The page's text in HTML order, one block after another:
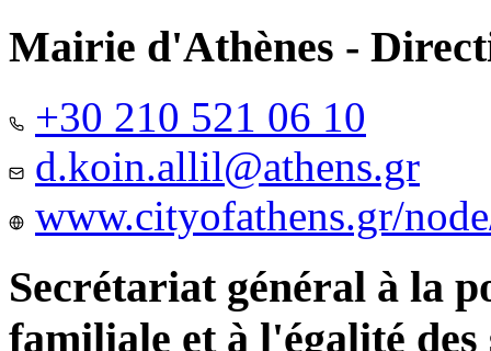
Mairie d'Athènes -
+30 210 521 06 10
d.koin.allil@athens.gr
www.cityofathens.gr/
Secrétariat général à la
familiale et à l'égalité des